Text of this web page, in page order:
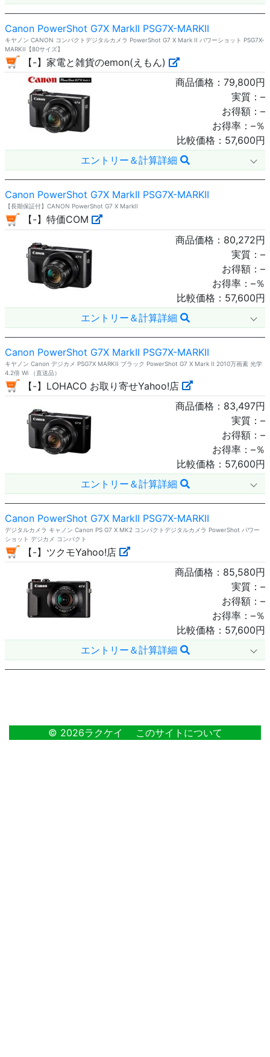
Canon PowerShot G7X MarkII PSG7X-MARKII
キヤノン CANON コンパクトデジタルカメラ PowerShot G7 X Mark II パワーショット PSG7X-
MARKII【80サイズ】
【-】家電と雑貨のemon(えもん)
商品価格： 79,800円
実質： –
お得額： –
お得率： –％
比較価格： 57,600円
エントリー＆計算詳細
Canon PowerShot G7X MarkII PSG7X-MARKII
【長期保証付】CANON PowerShot G7 X MarkII
【-】特価COM
商品価格： 80,272円
実質： –
お得額： –
お得率： –％
比較価格： 57,600円
エントリー＆計算詳細
Canon PowerShot G7X MarkII PSG7X-MARKII
キヤノン Canon デジカメ PSG7X MARKII ブラック PowerShot G7 X Mark II 2010万画素 光学
4.2倍 Wi （直送品）
【-】LOHACO お取り寄せYahoo!店
商品価格： 83,497円
実質： –
お得額： –
お得率： –％
比較価格： 57,600円
エントリー＆計算詳細
Canon PowerShot G7X MarkII PSG7X-MARKII
デジタルカメラ キャノン Canon PS G7 X MK2 コンパクトデジタルカメラ PowerShot パワー
ショット デジカメ コンパクト
【-】ツクモYahoo!店
商品価格： 85,580円
実質： –
お得額： –
お得率： –％
比較価格： 57,600円
エントリー＆計算詳細
© 2026ラクケイ このサイトについて